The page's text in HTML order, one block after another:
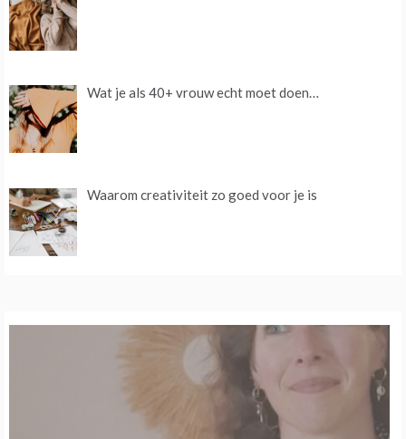
Wat je als 40+ vrouw echt moet doen…
Waarom creativiteit zo goed voor je is